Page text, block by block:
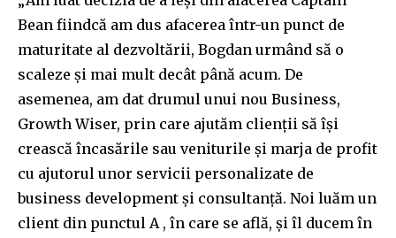
Bean fiindcă am dus afacerea într-un punct de
maturitate al dezvoltării, Bogdan urmând să o
scaleze și mai mult decât până acum. De
asemenea, am dat drumul unui nou Business,
Growth Wiser, prin care ajutăm clienții să își
crească încasările sau veniturile și marja de profit
cu ajutorul unor servicii personalizate de
business development și consultanță. Noi luăm un
client din punctul A , în care se află, și îl ducem în